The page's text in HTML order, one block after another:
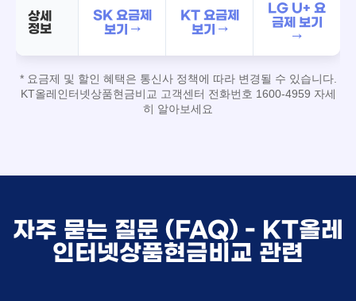
상세
정보
SK 요금제
보기 →
KT 요금제
보기 →
LG U+ 요
금제 보기
→
* 요금제 및 할인 혜택은 통신사 정책에 따라 변경될 수 있습니다.
KT올레인터넷상품현금비교 고객센터 전화번호 1600-4959 자세
히 알아보세요
자주 묻는 질문 (FAQ) - KT올레
인터넷상품현금비교 관련